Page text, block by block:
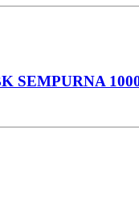
SEMPURNA